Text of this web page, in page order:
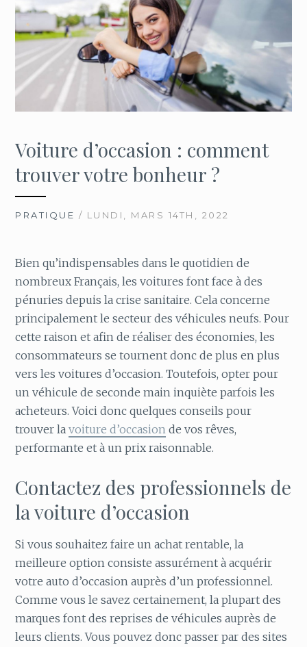
Voiture d’occasion : comment
trouver votre bonheur ?
PRATIQUE / LUNDI, MARS 14TH, 2022
Bien qu’indispensables dans le quotidien de
nombreux Français, les voitures font face à des
pénuries depuis la crise sanitaire. Cela concerne
principalement le secteur des véhicules neufs. Pour
cette raison et afin de réaliser des économies, les
consommateurs se tournent donc de plus en plus
vers les voitures d’occasion. Toutefois, opter pour
un véhicule de seconde main inquiète parfois les
acheteurs. Voici donc quelques conseils pour
trouver lavoiture d’occasion de vos rêves,
performante et à un prix raisonnable.
Contactez des professionnels de
la voiture d’occasion
Si vous souhaitez faire un achat rentable, la
meilleure option consiste assurément à acquérir
votre auto d’occasion auprès d’un professionnel.
Comme vous le savez certainement, la plupart des
marques font des reprises de véhicules auprès de
leurs clients. Vous pouvez donc passer par des sites